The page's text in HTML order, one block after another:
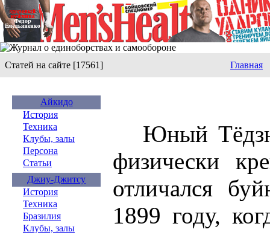
Статей на сайте [17561] Главная
Айкидо
История
Техника
Клубы, залы
Персона
Статьи
Джиу-Джитсу
История
Техника
Бразилия
Клубы, залы
Юный
физически
отличался
1899 году,